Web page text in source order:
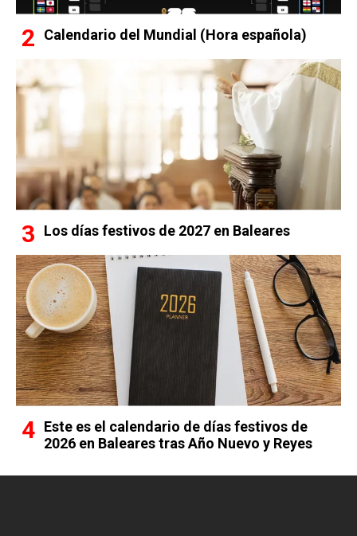
Calendario del Mundial (Hora española)
Los días festivos de 2027 en Baleares
Este es el calendario de días festivos de
2026 en Baleares tras Año Nuevo y Reyes